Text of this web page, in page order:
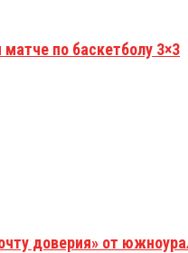
по баскетболу 3×3
доверия» от